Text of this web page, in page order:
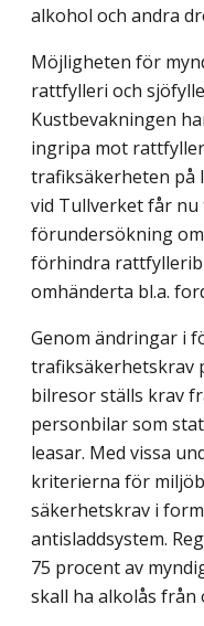
alkohol och andra
Möjligheten för
rattfylleri och
Kustbevakningen
ingripa mot
trafiksäkerheten på
vid Tullverket får
förundersökning
förhindra
omhänderta bl.a.
Genom ändringar i
trafiksäkerhetskrav
bilresor ställs krav
personbilar som
leasar. Med vissa
kriterierna för
säkerhetskrav i
antisladdsystem.
75 procent av
skall ha alkolås från